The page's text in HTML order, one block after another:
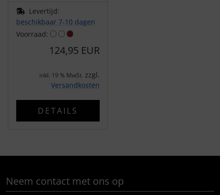
Levertijd:
beschikbaar 7-10 dagen
Voorraad:
124,95 EUR
inkl. 19 % MwSt. zzgl.
Versandkosten
DETAILS
Neem contact met ons op
Mavic
MOST
Pinarello